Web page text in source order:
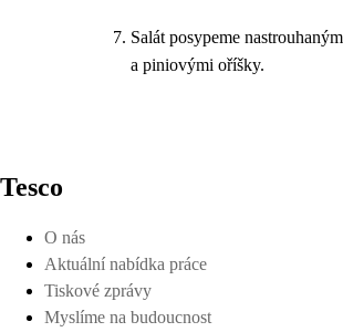
Salát posypeme
a piniovými oříšky.
Tesco
O nás
Aktuální nabídka práce
Tiskové zprávy
Myslíme na budoucnost